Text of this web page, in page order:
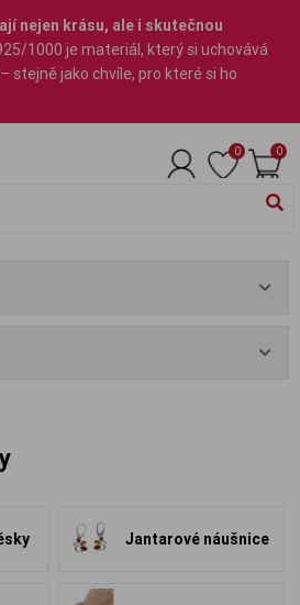
nejen krásu, ale i skutečnou
1000 je materiál, který si uchovává
stejně jako chvíle, pro které si ho
0 0
Jantarové náušnice